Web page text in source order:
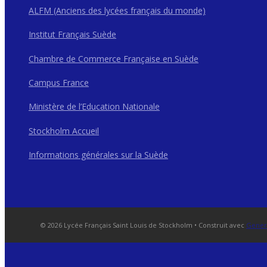
ALFM (Anciens des lycées français du monde)
Institut Français Suède
Chambre de Commerce Française en Suède
Campus France
Ministère de l’Education Nationale
Stockholm Accueil
Informations générales sur la Suède
© 2026 Lycée Français Saint Louis de Stockholm • Construit avec